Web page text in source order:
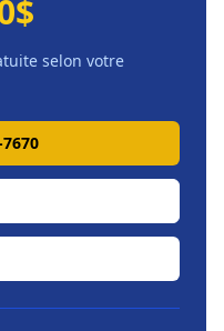
selon votre